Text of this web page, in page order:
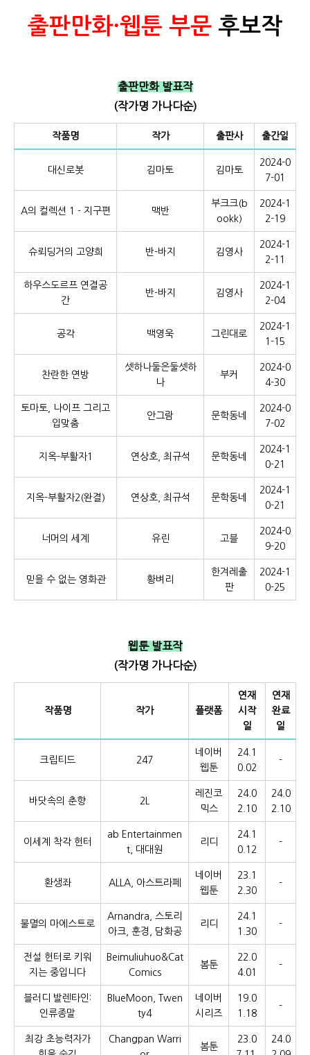
출판만화 발표작
(작가명 가나다순)
작품명 작가 출판사 출간일
대신로봇 김마토 김마토
2024-0
7-01
A의 컬렉션 1 - 지구편 맥반
부크크(b
ookk)
2024-1
2-19
슈뢰딩거의 고양희 반-바지 김영사
2024-1
2-11
하우스도르프 연결공
간
반-바지 김영사
2024-1
2-04
공각 백영욱 그린대로
2024-1
1-15
찬란한 연방
셋하나둘은둘셋하
나
부커
2024-0
4-30
토마토, 나이프 그리고
입맞춤
안그람 문학동네
2024-0
7-02
지옥-부활자1 연상호, 최규석 문학동네
2024-1
0-21
지옥-부활자2(완결) 연상호, 최규석 문학동네
2024-1
0-21
너머의 세계 유린 고블
2024-0
9-20
믿을 수 없는 영화관 황벼리
한겨레출
판
2024-1
0-25
웹툰 발표작
(작가명 가나다순)
작품명 작가 플랫폼
연재
시작
일
연재
완료
일
크립티드 247
네이버
웹툰
24.1
0.02
-
바닷속의 춘향 2L
레진코
믹스
24.0
2.10
24.0
2.10
이세계 착각 헌터
ab Entertainmen
t, 대대원
리디
24.1
0.12
-
환생좌 ALLA, 아스트라페
네이버
웹툰
23.1
2.30
-
불멸의 마에스트로
Arnandra, 스토리
아크, 훈경, 담화공
리디
24.1
1.30
-
전설 헌터로 키워
지는 중입니다
Beimuliuhuo&Cat
Comics
봄툰
22.0
4.01
-
블러디 발렌타인:
인류종말
BlueMoon, Twen
ty4
네이버
시리즈
19.0
1.18
-
최강 초능력자가
Changpan Warri
봄툰
23.0
24.0